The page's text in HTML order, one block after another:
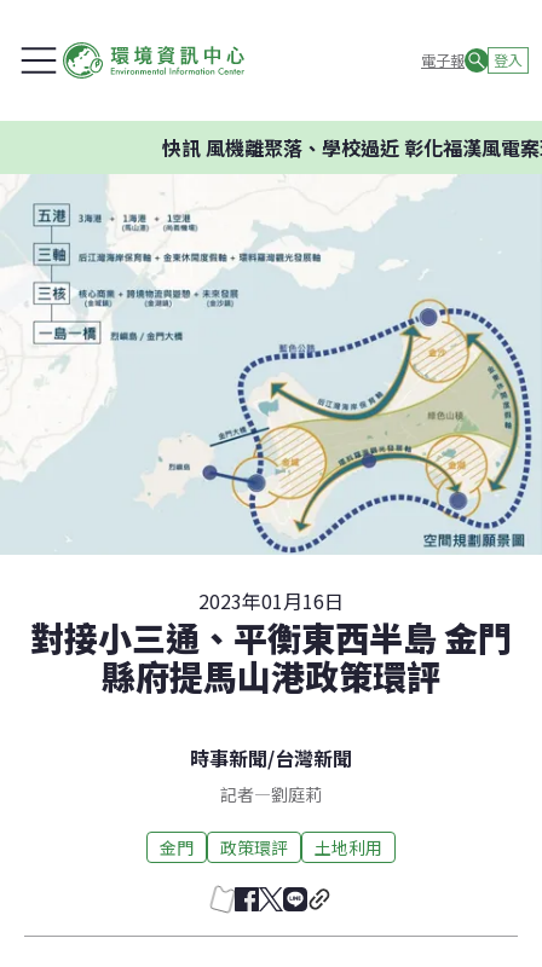
電子報 登入
風機離聚落、學校過近 彰化福漢風電案環委
2023年01月16日
對接小三通、平衡東西半島 金門
縣府提馬山港政策環評
時事新聞/台灣新聞
記者—劉庭莉
金門 政策環評 土地利用